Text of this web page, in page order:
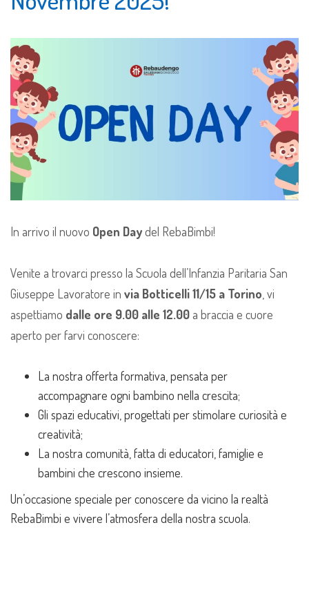
In arrivo il nuovo Open Daydel RebaBimbi!
Venite a trovarci presso la Scuola dell’Infanzia Paritaria San
Giuseppe Lavoratore in via Botticelli 11/15 a Torino , vi
aspettiamo dalle ore 9.00 alle 12.00 a braccia e cuore
aperto per farvi conoscere:
La nostra offerta formativa, pensata per
accompagnare ogni bambino nella crescita;
Gli spazi educativi, progettati per stimolare curiosità e
creatività;
La nostra comunità, fatta di educatori, famiglie e
bambini che crescono insieme.
Un’occasione speciale per conoscere da vicino la realtà
RebaBimbi e vivere l’atmosfera della nostra scuola.